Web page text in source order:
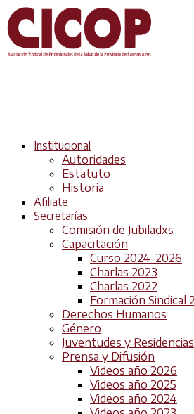
Institucional
Autoridades
Estatuto
Historia
Afiliate
Secretarías
Comisión de Jubiladxs
Capacitación
Curso 2024-2026
Charlas 2023
Charlas 2022
Formación Sindical
Derechos Humanos
Género
Juventudes y Residencias
Prensa y Difusión
Videos año 2026
Videos año 2025
Videos año 2024